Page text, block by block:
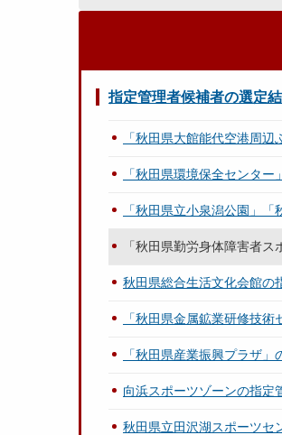
指定管理者候補者の選定
「秋田県大館能代空港周
「秋田県環境保全センタ
「秋田県立小泉潟公園」
「秋田県勤労身体障害者
秋田県総合生活文化会館の
「秋田県金属鉱業研修技
「秋田県産業振興プラザ
向浜スポーツゾーンの指定
秋田県立田沢湖スポーツセ